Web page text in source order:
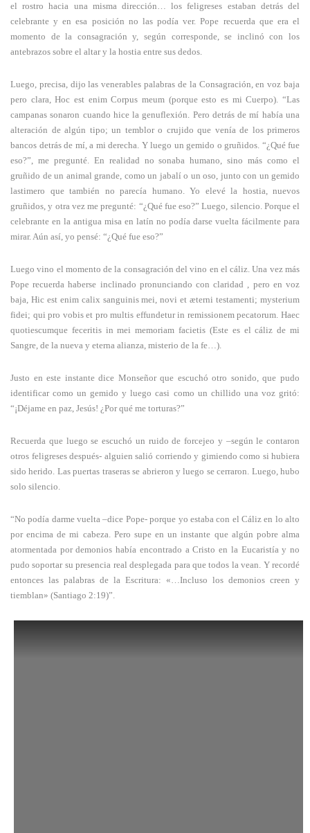
el rostro hacia una misma dirección… los feligreses estaban detrás del
celebrante y en esa posición no las podía ver. Pope recuerda que era el
momento de la consagración y, según corresponde, se inclinó con los
antebrazos sobre el altar y la hostia entre sus dedos.
Luego, precisa, dijo las venerables palabras de la Consagración, en voz baja
pero clara, Hoc est enim Corpus meum (porque esto es mi Cuerpo). “Las
campanas sonaron cuando hice la genuflexión. Pero detrás de mí había una
alteración de algún tipo; un temblor o crujido que venía de los primeros
bancos detrás de mí, a mi derecha. Y luego un gemido o gruñidos. “¿Qué fue
eso?”, me pregunté. En realidad no sonaba humano, sino más como el
gruñido de un animal grande, como un jabalí o un oso, junto con un gemido
lastimero que también no parecía humano. Yo elevé la hostia, nuevos
gruñidos, y otra vez me pregunté: “¿Qué fue eso?” Luego, silencio. Porque el
celebrante en la antigua misa en latín no podía darse vuelta fácilmente para
mirar. Aún así, yo pensé: “¿Qué fue eso?”
Luego vino el momento de la consagración del vino en el cáliz. Una vez más
Pope recuerda haberse inclinado pronunciando con claridad , pero en voz
baja, Hic est enim calix sanguinis mei, novi et æterni testamenti; mysterium
fidei; qui pro vobis et pro multis effundetur in remissionem pecatorum. Haec
quotiescumque feceritis in mei memoriam facietis (Este es el cáliz de mi
Sangre, de la nueva y eterna alianza, misterio de la fe…).
Justo en este instante dice Monseñor que escuchó otro sonido, que pudo
identificar como un gemido y luego casi como un chillido una voz gritó:
“¡Déjame en paz, Jesús! ¿Por qué me torturas?”
Recuerda que luego se escuchó un ruido de forcejeo y –según le contaron
otros feligreses después- alguien salió corriendo y gimiendo como si hubiera
sido herido. Las puertas traseras se abrieron y luego se cerraron. Luego, hubo
solo silencio.
“No podía darme vuelta –dice Pope- porque yo estaba con el Cáliz en lo alto
por encima de mi cabeza. Pero supe en un instante que algún pobre alma
atormentada por demonios había encontrado a Cristo en la Eucaristía y no
pudo soportar su presencia real desplegada para que todos la vean. Y recordé
entonces las palabras de la Escritura: «…Incluso los demonios creen y
tiemblan» (Santiago 2:19)”.